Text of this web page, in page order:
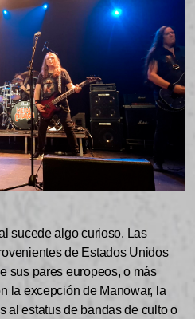
sucede algo curioso. Las
de Estados Unidos
sus pares europeos, o más
la excepción de Manowar, la
al estatus de bandas de culto o